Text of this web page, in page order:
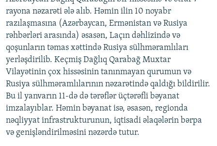
rayona nəzarəti ələ alıb. Həmin ilin 10 noyabr
razılaşmasına (Azərbaycan, Ermənistan və Rusiya
rəhbərləri arasında) əsasən, Laçın dəhlizində və
qoşunların təmas xəttində Rusiya sülhməramlıları
yerləşdirilib. Keçmiş Dağlıq Qarabağ Muxtar
Vilayətinin çox hissəsinin tanınmayan qurumun və
Rusiya sülhməramlılarının nəzarətində qaldığı bildirilir.
Bu il yanvarın 11-də də tərəflər üçtərəfli bəyanat
imzalayıblar. Həmin bəyanat isə, əsasən, regionda
nəqliyyat infrastrukturunun, iqtisadi əlaqələrin bərpa
və genişləndirilməsini nəzərdə tutur.